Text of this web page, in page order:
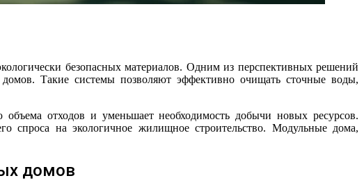
безопасных материалов. Одним из перспективных решений
домов. Такие системы позволяют эффективно очищать сточные воды,
спроса на экологичное жилищное строительство. Модульные дома,
домов